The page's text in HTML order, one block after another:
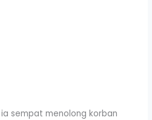
sempat menolong korban